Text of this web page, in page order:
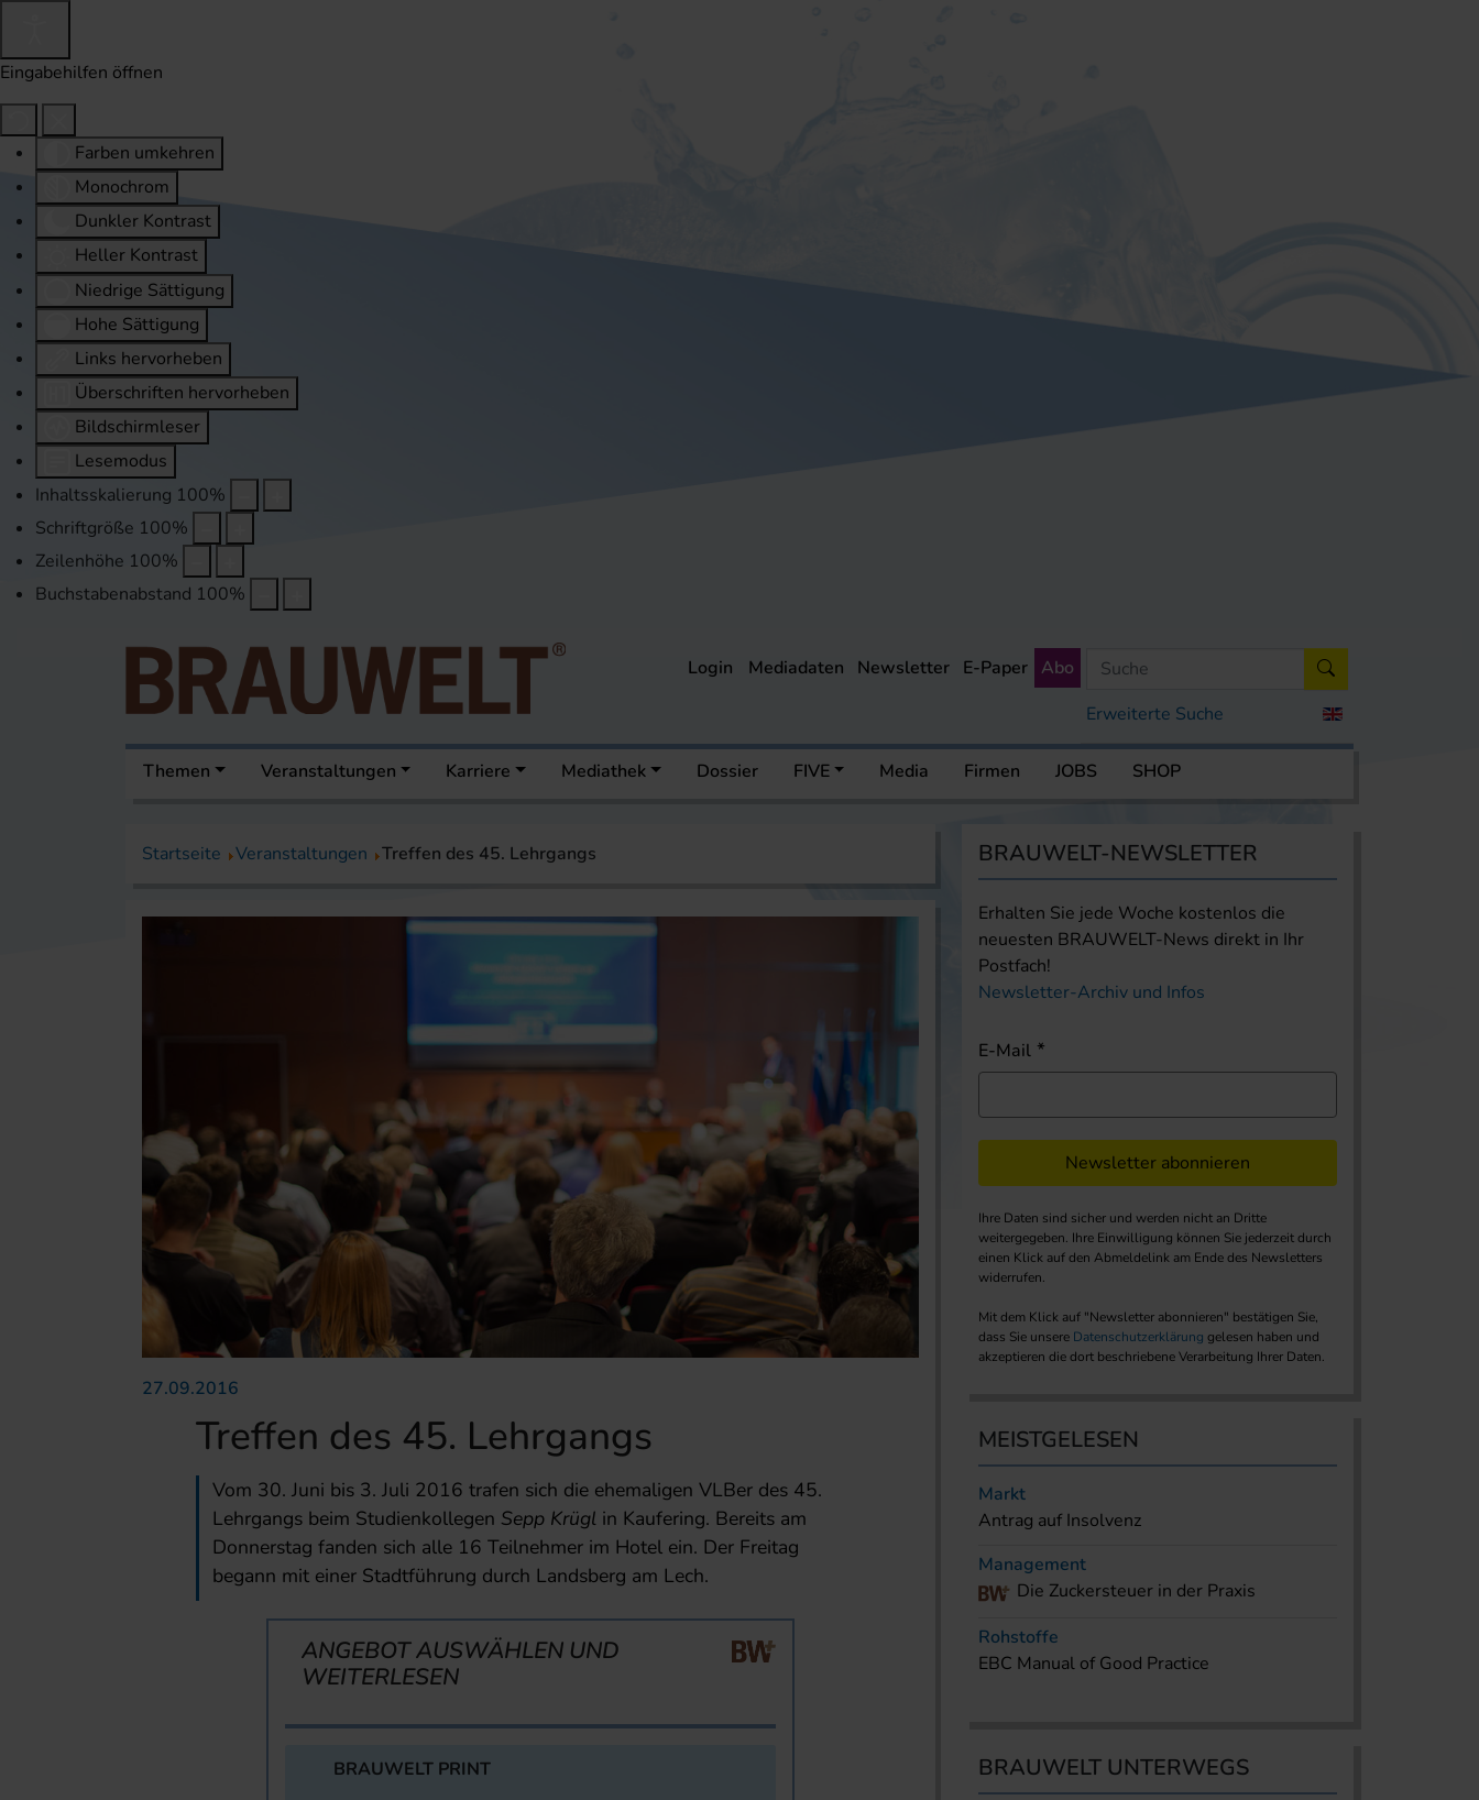
Eingabehilfen öffnen
Farben umkehren
Monochrom
Dunkler Kontrast
Heller Kontrast
Niedrige Sättigung
Hohe Sättigung
Links hervorheben
Überschriften hervorheben
Bildschirmleser
Lesemodus
Inhaltsskalierung 100%
Schriftgröße 100%
Zeilenhöhe 100%
Buchstabenabstand 100%
Erweiterte Suche
Login Mediadaten Newsletter E-Paper Abo
Themen Veranstaltungen Karriere Mediathek Dossier FIVE Media Firmen JOBS SHOP
Startseite Veranstaltungen Treffen des 45. Lehrgangs
27.09.2016
Treffen des 45. Lehrgangs
Vom 30. Juni bis 3. Juli 2016 trafen sich die ehemaligen VLB­er des 45.
Lehrgangs beim Studienkollegen Sepp Krüglin Kaufering. Bereits am
Donnerstag fanden sich alle 16 Teilnehmer im Hotel ein. Der Freitag
begann mit einer Stadtführung durch Landsberg am Lech.
ANGEBOT AUSWÄHLEN UND
WEITERLESEN
BRAUWELT PRINT
BRAUWELT-NEWSLETTER
Erhalten Sie jede Woche kostenlos die
neuesten BRAUWELT-News direkt in Ihr
Postfach!
Newsletter-Archiv und Infos
E-Mail
Newsletter abonnieren
Ihre Daten sind sicher und werden nicht an Dritte
weitergegeben. Ihre Einwilligung können Sie jederzeit durch
einen Klick auf den Abmeldelink am Ende des Newsletters
widerrufen.
Mit dem Klick auf "Newsletter abonnieren" bestätigen Sie,
dass Sie unsere Datenschutzerklärung gelesen haben und
akzeptieren die dort beschriebene Verarbeitung Ihrer Daten.
MEISTGELESEN
Markt
Antrag auf Insolvenz
Management
Die Zuckersteuer in der Praxis
Rohstoffe
EBC Manual of Good Practice
BRAUWELT UNTERWEGS